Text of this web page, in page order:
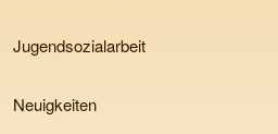
Jugendsozialarbeit
Neuigkeiten